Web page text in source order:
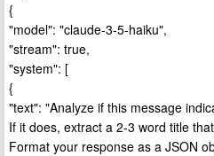
{
"model": "claude-3-5-haiku",
"stream": true,
"system": [
{
"text": "Analyze if this message
If it does, extract a 2-3 word title
Format your response as a JSON